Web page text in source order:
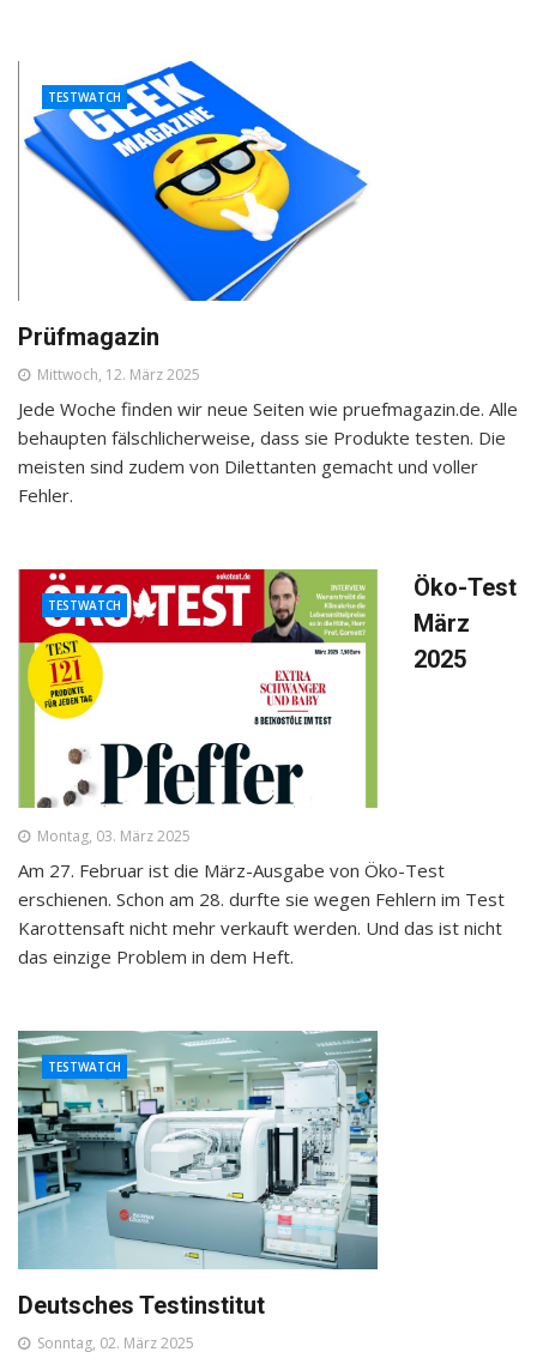
Prüfmagazin
TESTWATCH
Mittwoch, 12. März 2025
Jede Woche finden wir neue Seiten wie pruefmagazin.de. Alle
behaupten fälschlicherweise, dass sie Produkte testen. Die
meisten sind zudem von Dilettanten gemacht und voller
Fehler.
Öko-Test
März
2025
TESTWATCH
Montag, 03. März 2025
Am 27. Februar ist die März-Ausgabe von Öko-Test
erschienen. Schon am 28. durfte sie wegen Fehlern im Test
Karottensaft nicht mehr verkauft werden. Und das ist nicht
das einzige Problem in dem Heft.
Deutsches Testinstitut
TESTWATCH
Sonntag, 02. März 2025